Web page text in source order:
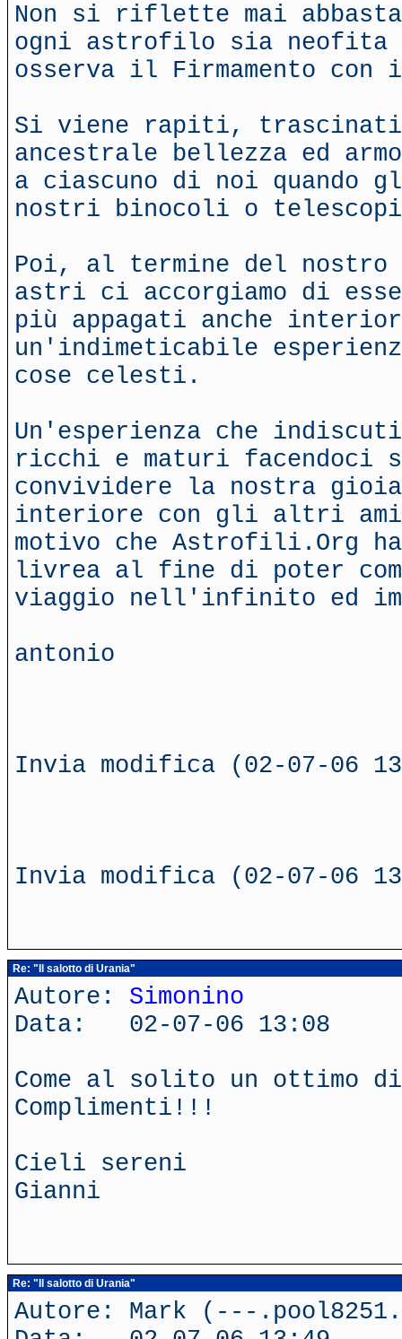
Non si riflette mai
ogni astrofilo sia neofita
osserva il Firmamento
Si viene rapiti, trascinati
ancestrale bellezza ed
a ciascuno di noi quando
nostri binocoli o
Poi, al termine del nostro
astri ci accorgiamo di
più appagati anche
un'indimeticabile
cose celesti.
Un'esperienza che
ricchi e maturi facendoci
convividere la nostra
interiore con gli altri
motivo che Astrofili.Org
livrea al fine di poter
viaggio nell'infinito ed
antonio
Invia modifica (02-07-06
Invia modifica (02-07-06
Re: "Il salotto di Urania"
Autore: Simonino
Data: 02-07-06 13:08
Come al solito un ottimo
Complimenti!!!
Cieli sereni
Gianni
Re: "Il salotto di Urania"
Autore: Mark (---